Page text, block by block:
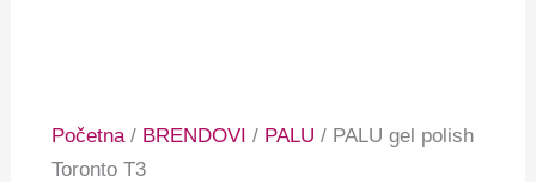
Početna / BRENDOVI / PALU / PALU gel polish
Toronto T3